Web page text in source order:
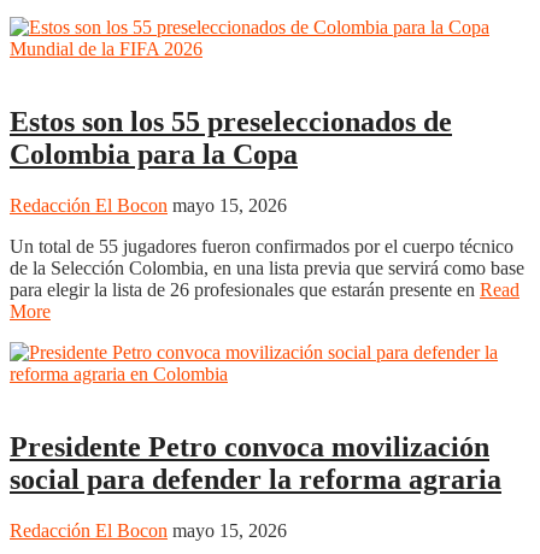
Estos son los 55 preseleccionados de
Colombia para la Copa
Redacción El Bocon mayo 15, 2026
Un total de 55 jugadores fueron confirmados por el cuerpo técnico
de la Selección Colombia, en una lista previa que servirá como base
para elegir la lista de 26 profesionales que estarán presente en Read
More
Presidente Petro convoca movilización
social para defender la reforma agraria
Redacción El Bocon mayo 15, 2026